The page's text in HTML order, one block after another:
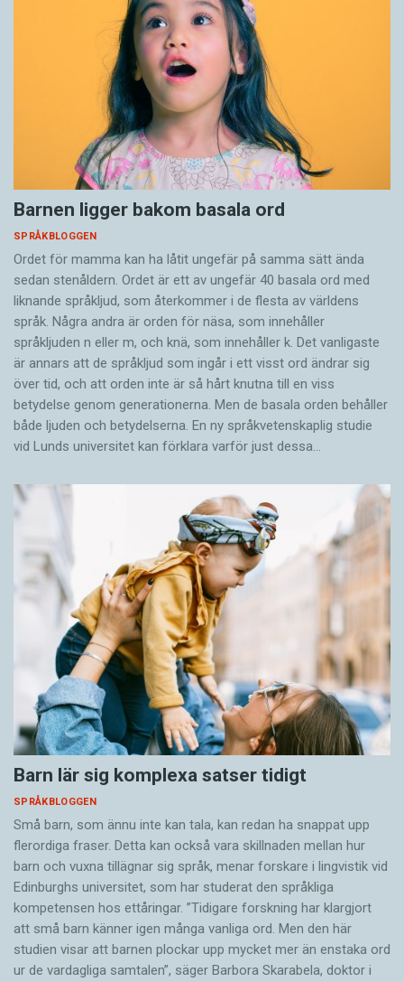
Barnen ligger bakom basala ord
SPRÅKBLOGGEN
Ordet för mamma kan ha låtit ungefär på samma sätt ända
sedan stenåldern. Ordet är ett av ungefär 40 basala ord med
liknande språkljud, som återkommer i de flesta av världens
språk. Några andra är orden för näsa, som innehåller
språkljuden n eller m, och knä, som innehåller k. Det vanligaste
är annars att de språkljud som ingår i ett visst ord ändrar sig
över tid, och att orden inte är så hårt knutna till en viss
betydelse genom generationerna. Men de basala orden behåller
både ljuden och betydelserna. En ny språkvetenskaplig studie
vid Lunds universitet kan förklara varför just dessa…
Barn lär sig komplexa satser tidigt
SPRÅKBLOGGEN
Små barn, som ännu inte kan tala, kan redan ha snappat upp
flerordiga fraser. Detta kan också vara skillnaden mellan hur
barn och vuxna tillägnar sig språk, menar forskare i lingvistik vid
Edinburghs universitet, som har studerat den språkliga
kompetensen hos ettåringar. ”Tidigare forskning har klargjort
att små barn känner igen många vanliga ord. Men den här
studien visar att barnen plockar upp mycket mer än enstaka ord
ur de vardagliga samtalen”, säger Barbora Skarabela, doktor i